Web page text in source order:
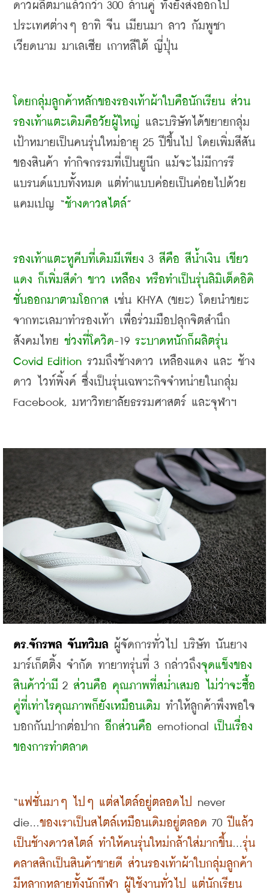
ดาวผลิตมาแล้วกว่า 300 ล้านคู่ ทั้งยังส่งออกไป
ประเทศต่างๆ อาทิ จีน เมียนมา ลาว กัมพูชา
เวียดนาม มาเลเซีย เกาหลีใต้ ญี่ปุ่น
โดยกลุ่มลูกค้าหลักของรองเท้าผ้าใบคือนักเรียน ส่วน
รองเท้าแตะเดิมคือวัยผู้ใหญ่
และบริษัทได้ขยายกลุ่ม
เป้าหมายเป็นคนรุ่นใหม่อายุ 25 ปีขึ้นไป โดยเพิ่มสีสัน
ของสินค้า ทำกิจกรรมที่เป็นยูนีก แม้จะไม่มีการรี
แบรนด์แบบทั้งหมด แต่ทำแบบค่อยเป็นค่อยไปด้วย
แคมเปญ
“ช้างดาวสไตล์”
รองเท้าแตะหูคีบที่เดิมมีเพียง 3 สีคือ สีน้ำเงิน เขียว
แดง ก็เพิ่มสีดำ ขาว เหลือง หรือทำเป็นรุ่นลิมิเต็ดอิดิ
ชั่นออกมาตามโอกาส เช่น KHYA (ขยะ)
โดยนำขยะ
จากทะเลมาทำรองเท้า เพื่อร่วมมือปลุกจิตสำนึก
สังคมไทย ช่วงที่โควิด-19 ระบาดหนักก็ผลิตรุ่น
Covid Edition รวมถึงช้างดาว เหลืองแดง และ ช้าง
ดาว ไวท์พิ้งค์ ซึ่งเป็นรุ่นเฉพาะกิจจำหน่ายในกลุ่ม
Facebook, มหาวิทยาลัยธรรมศาสตร์ และจุฬาฯ
ดร.จักรพล จันทวิมล ผู้จัดการทั่วไป บริษัท นันยาง
มาร์เก็ตติ้ง จำกัด ทายาทรุ่นที่ 3 กล่าวถึงจุดแข็งของ
สินค้าว่ามี 2 ส่วนคือ คุณภาพที่สม่ำเสมอ ไม่ว่าจะซื้อ
คู่ที่เท่าไรคุณภาพก็ยังเหมือนเดิม ทำให้ลูกค้าพึงพอใจ
บอกกันปากต่อปาก อีกส่วนคือ emotional เป็นเรื่อง
ของการทำตลาด
“แฟชั่นมาๆ ไปๆ แต่สไตล์อยู่ตลอดไป
never
die...ของเราเป็นสไตล์เหมือนเดิมอยู่ตลอด 70 ปีแล้ว
เป็นช้างดาวสไตล์ ทำให้คนรุ่นใหม่กล้าใส่มากขึ้น...รุ่น
คลาสสิกเป็นสินค้าขายดี ส่วนรองเท้าผ้าใบกลุ่มลูกค้า
มีหลากหลายทั้งนักกีฬา ผู้ใช้งานทั่วไป แต่นักเรียน